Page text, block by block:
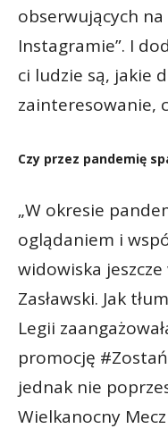
obserwujących
Instagramie”. I
ci ludzie są, jakie
zainteresowanie,
Czy przez pandemię
„W okresie
oglądaniem i
widowiska jeszcze
Zasławski. Jak
Legii
promocję
jednak nie
Wielkanocny